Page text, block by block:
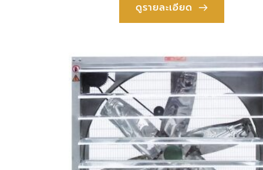
ดูรายละเอียด